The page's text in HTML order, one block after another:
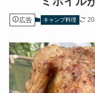
広告 キャンプ料理